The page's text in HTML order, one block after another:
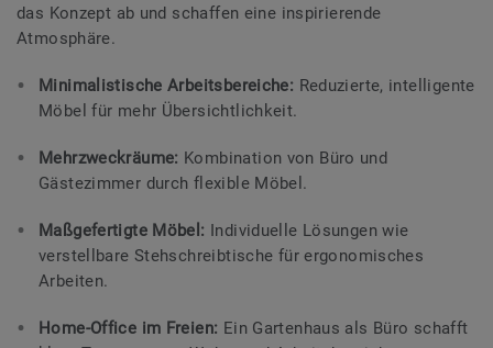
das Konzept ab und schaffen eine inspirierende
Atmosphäre.
Minimalistische Arbeitsbereiche: Reduzierte, intelligente
Möbel für mehr Übersichtlichkeit.
Mehrzweckräume: Kombination von Büro und
Gästezimmer durch flexible Möbel.
Maßgefertigte Möbel: Individuelle Lösungen wie
verstellbare Stehschreibtische für ergonomisches
Arbeiten.
Home-Office im Freien: Ein Gartenhaus als Büro schafft